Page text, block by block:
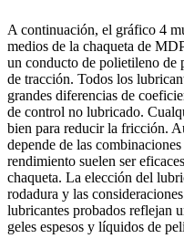
A continuación, el gráfico 4
medios de la chaqueta de
un conducto de polietileno de
de tracción. Todos los
grandes diferencias de
de control no lubricado.
bien para reducir la fricción.
depende de las
rendimiento suelen ser
chaqueta. La elección del
rodadura y las
lubricantes probados reflejan
geles espesos y líquidos de